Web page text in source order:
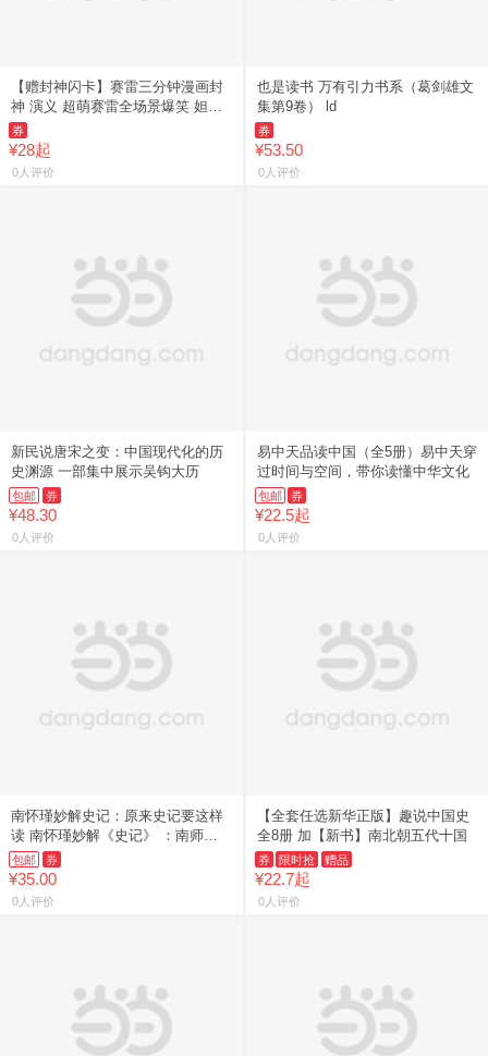
【赠封神闪卡】赛雷三分钟漫画封
神 演义 超萌赛雷全场景爆笑 妲已
得
券
¥28起
0人评价
也是读书 万有引力书系（葛剑雄文
集第9卷） ld
券
¥53.50
0人评价
新民说唐宋之变：中国现代化的历
史渊源 一部集中展示吴钩大历
包邮 券
¥48.30
0人评价
易中天品读中国（全5册）易中天穿
过时间与空间，带你读懂中华文化
包邮 券
¥22.5起
0人评价
南怀瑾妙解史记：原来史记要这样
读 南怀瑾妙解《史记》 ：南师讲
史
包邮 券
¥35.00
0人评价
【全套任选新华正版】趣说中国史
全8册 加【新书】南北朝五代十国
券 限时抢 赠品
¥22.7起
0人评价